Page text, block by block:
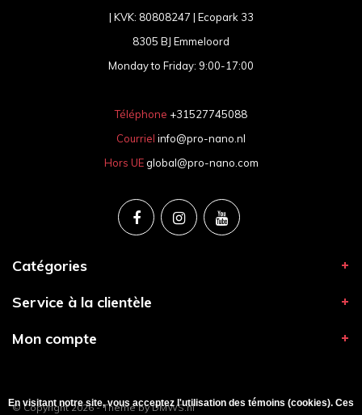
| KVK: 80808247 | Ecopark 33
8305 BJ Emmeloord
Monday to Friday: 9:00-17:00
Téléphone +31527745088
Courriel info@pro-nano.nl
Hors UE global@pro-nano.com
Catégories
Service à la clientèle
Mon compte
© Copyright 2026 - Theme byDMWS.nl
En visitant notre site, vous acceptez l'utilisation des témoins (cookies). Ces